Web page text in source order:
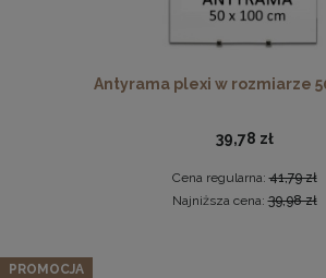
Komplet 3szt. stalowych zawieszek
luster w złotym kolorze-
Zestaw 3 szt. ramek na zdjęcia 50 x
Antyrama plexi w rozmiarze
39,78 zł
Cena regularna:41,79 zł
Najniższa cena:39,98 zł
PROMOCJA